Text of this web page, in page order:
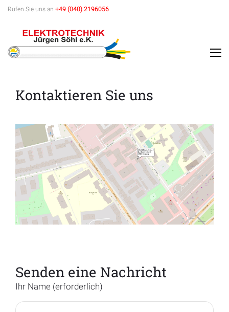
Skip
content
Rufen Sie uns an +49 (040) 2196056
Kontakt
Kontaktieren Sie uns
Senden eine Nachricht
Ihr Name (erforderlich)